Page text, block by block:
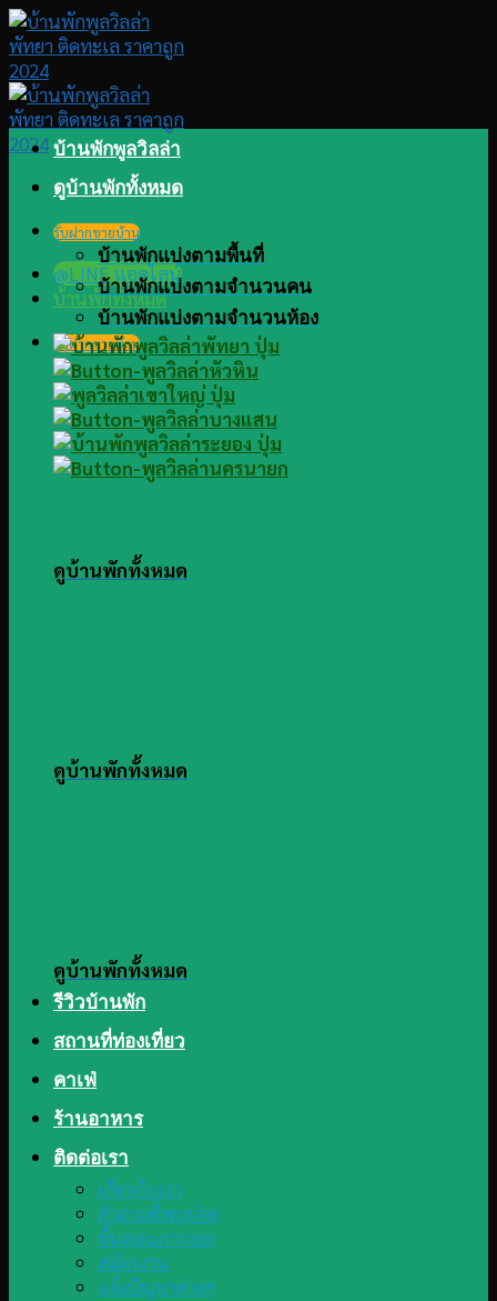
Skip
to
content
รับฝากขายบ้าน
@LINE แอดไลน์
บ้านพักทั้งหมด
รับฝากขายบ้าน
บ้านพักพูลวิลล่า
ดูบ้านพักทั้งหมด
บ้านพักแบ่งตามพื้นที่
บ้านพักแบ่งตามจำนวนคน
บ้านพักแบ่งตามจำนวนห้อง
ดูบ้านพักทั้งหมด
ดูบ้านพักทั้งหมด
ดูบ้านพักทั้งหมด
รีวิวบ้านพัก
สถานที่ท่องเที่ยว
คาเฟ่
ร้านอาหาร
ติดต่อเรา
เกี่ยวกับเรา
คำถามที่พบบ่อย
ขั้นตอนการจอง
สมัครงาน
แจ้งปัญหาต่างๆ